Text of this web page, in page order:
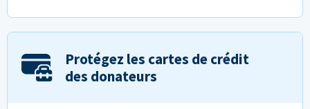
Protégez les cartes de crédit
des donateurs